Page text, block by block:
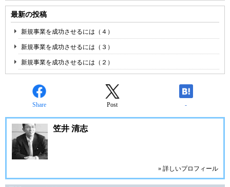
最新の投稿
新規事業を成功させるには（４）
新規事業を成功させるには（３）
新規事業を成功させるには（２）
Share Post -
笠井 清志
» 詳しいプロフィール